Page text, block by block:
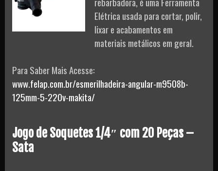
Elétrica usada para cortar, polir,
lixar e acabamentos em
materiais metálicos em geral.
Para Saber Mais Acesse:
www.felap.com.br/esmerilhadeira-angular-m9508b-
125mm-5-220v-makita/
Jogo de Soquetes 1/4″ com 20 Peças –
Sata